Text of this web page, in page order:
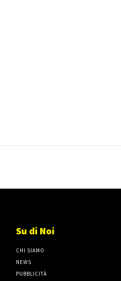
Su di Noi
CHI SIAMO
NEWS
PUBBLICITÀ